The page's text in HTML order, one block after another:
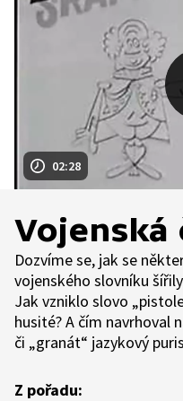
02:28
Vojenská
Dozvíme se, jak se
vojenského slovníku
Jak vzniklo slovo
husité? A čím navrhoval
či „granát“ jazykový
Z pořadu: